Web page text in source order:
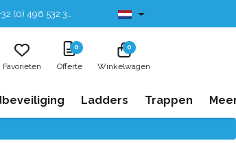
(0) 496 532 330 Leverbaar uit voorraad
Favorieten
0
Offerte
0
Winkelwagen
Ladders Trappen